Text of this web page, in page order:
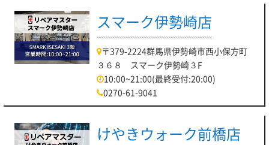
スマーク伊勢崎店
〒379-2224群馬県伊勢崎市西小保方町
３６８ スマーク伊勢崎３F
10:00~21:00(最終受付:20:00)
0270-61-9041
けやきウォーク前橋店